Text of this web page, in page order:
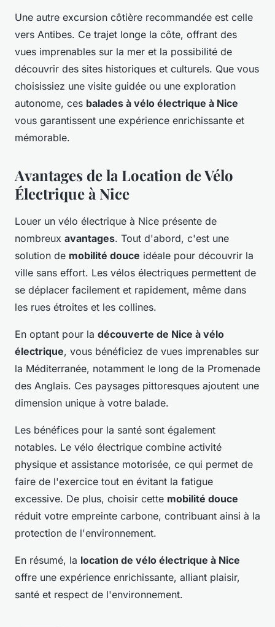
Une autre excursion côtière recommandée est celle
vers Antibes. Ce trajet longe la côte, offrant des
vues imprenables sur la mer et la possibilité de
découvrir des sites historiques et culturels. Que vous
choisissiez une visite guidée ou une exploration
autonome, ces balades à vélo électrique à Nice
vous garantissent une expérience enrichissante et
mémorable.
Avantages de la Location de Vélo
Électrique à Nice
Louer un vélo électrique à Nice présente de
nombreux avantages. Tout d'abord, c'est une
solution de mobilité douce idéale pour découvrir la
ville sans effort. Les vélos électriques permettent de
se déplacer facilement et rapidement, même dans
les rues étroites et les collines.
En optant pour la découverte de Nice à vélo
électrique, vous bénéficiez de vues imprenables sur
la Méditerranée, notamment le long de la Promenade
des Anglais. Ces paysages pittoresques ajoutent une
dimension unique à votre balade.
Les bénéfices pour la santé sont également
notables. Le vélo électrique combine activité
physique et assistance motorisée, ce qui permet de
faire de l'exercice tout en évitant la fatigue
excessive. De plus, choisir cette mobilité douce
réduit votre empreinte carbone, contribuant ainsi à la
protection de l'environnement.
En résumé, la location de vélo électrique à Nice
offre une expérience enrichissante, alliant plaisir,
santé et respect de l'environnement.